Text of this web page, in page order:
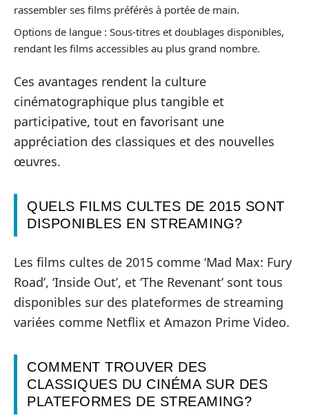
rassembler ses films préférés à portée de main.
Options de langue : Sous-titres et doublages disponibles,
rendant les films accessibles au plus grand nombre.
Ces avantages rendent la culture
cinématographique plus tangible et
participative, tout en favorisant une
appréciation des classiques et des nouvelles
œuvres.
QUELS FILMS CULTES DE 2015 SONT
DISPONIBLES EN STREAMING?
Les films cultes de 2015 comme ‘Mad Max: Fury
Road’, ‘Inside Out’, et ‘The Revenant’ sont tous
disponibles sur des plateformes de streaming
variées comme Netflix et Amazon Prime Video.
COMMENT TROUVER DES
CLASSIQUES DU CINÉMA SUR DES
PLATEFORMES DE STREAMING?